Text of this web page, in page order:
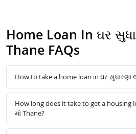
Home Loan In ઘર
Thane FAQs
How to take a home loan in ઘર સુધારણા
How long does it take to get a housing
માં Thane?